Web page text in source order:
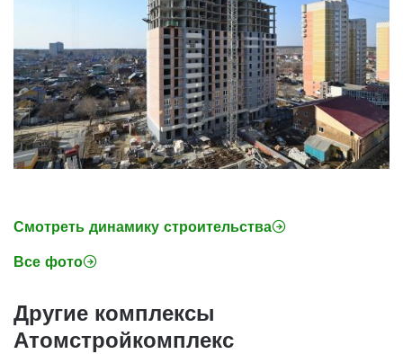
Смотреть динамику строительства
Все фото
Другие комплексы
Атомстройкомплекс